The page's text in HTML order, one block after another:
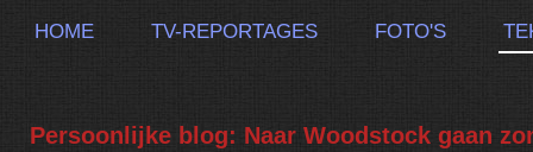
Persoonlijke blog: Naar Woodstock gaan
HOME TV-REPORTAGES FOTO'S